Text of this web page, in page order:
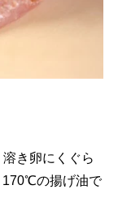
き卵にくぐら
170℃の揚げ油で